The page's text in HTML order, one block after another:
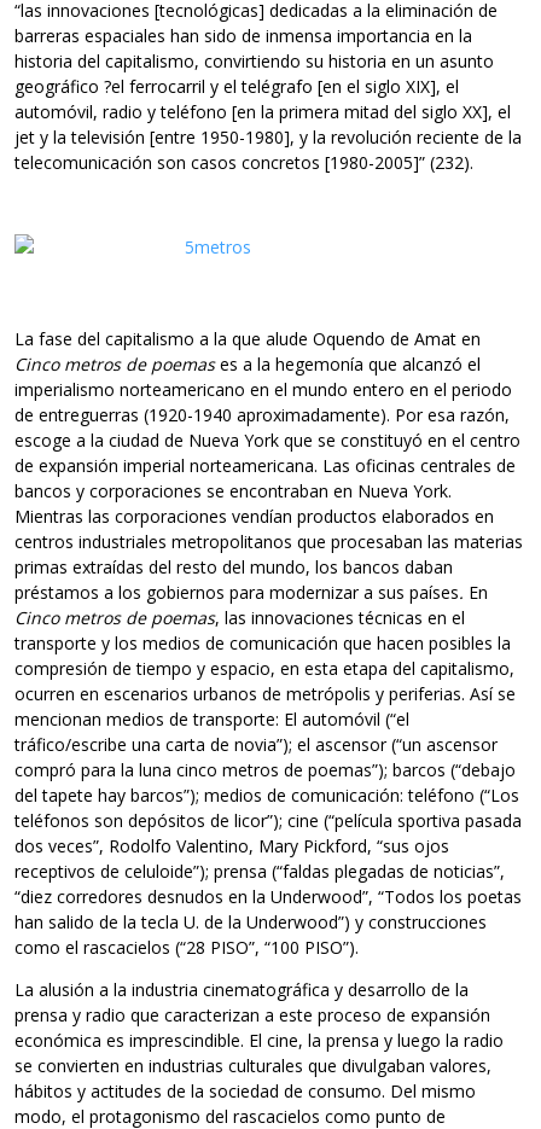
“las innovaciones [tecnológicas] dedicadas a la eliminación de
barreras espaciales han sido de inmensa importancia en la
historia del capitalismo, convirtiendo su historia en un asunto
geográfico ?el ferrocarril y el telégrafo [en el siglo XIX], el
automóvil, radio y teléfono [en la primera mitad del siglo XX], el
jet y la televisión [entre 1950-1980], y la revolución reciente de la
telecomunicación son casos concretos [1980-2005]” (232).
La fase del capitalismo a la que alude Oquendo de Amat en
Cinco metros de poemases a la hegemonía que alcanzó el
imperialismo norteamericano en el mundo entero en el periodo
de entreguerras (1920-1940 aproximadamente). Por esa razón,
escoge a la ciudad de Nueva York que se constituyó en el centro
de expansión imperial norteamericana. Las oficinas centrales de
bancos y corporaciones se encontraban en Nueva York.
Mientras las corporaciones vendían productos elaborados en
centros industriales metropolitanos que procesaban las materias
primas extraídas del resto del mundo, los bancos daban
préstamos a los gobiernos para modernizar a sus países. En
Cinco metros de poemas, las innovaciones técnicas en el
transporte y los medios de comunicación que hacen posibles la
compresión de tiempo y espacio, en esta etapa del capitalismo,
ocurren en escenarios urbanos de metrópolis y periferias. Así se
mencionan medios de transporte: El automóvil (“el
tráfico/escribe una carta de novia”); el ascensor (“un ascensor
compró para la luna cinco metros de poemas”); barcos (“debajo
del tapete hay barcos”); medios de comunicación: teléfono (“Los
teléfonos son depósitos de licor”); cine (“película sportiva pasada
dos veces”, Rodolfo Valentino, Mary Pickford, “sus ojos
receptivos de celuloide”); prensa (“faldas plegadas de noticias”,
“diez corredores desnudos en la Underwood”, “Todos los poetas
han salido de la tecla U. de la Underwood”) y construcciones
como el rascacielos (“28 PISO”, “100 PISO”).
La alusión a la industria cinematográfica y desarrollo de la
prensa y radio que caracterizan a este proceso de expansión
económica es imprescindible. El cine, la prensa y luego la radio
se convierten en industrias culturales que divulgaban valores,
hábitos y actitudes de la sociedad de consumo. Del mismo
modo, el protagonismo del rascacielos como punto de